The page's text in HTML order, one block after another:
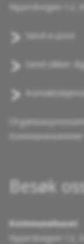
Nyjordvegen 12,
Send e-post
Send sikker
Kontaktskjema
Kommunenummer
Besøk
Kommunehuset
Nyjordvegen 12,